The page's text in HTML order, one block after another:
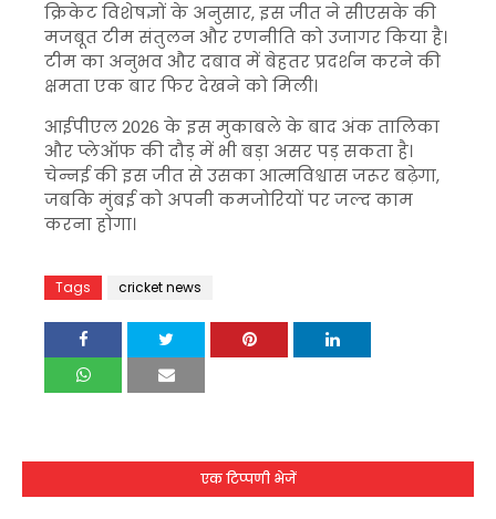
क्रिकेट विशेषज्ञों के अनुसार, इस जीत ने सीएसके की
मजबूत टीम संतुलन और रणनीति को उजागर किया है।
टीम का अनुभव और दबाव में बेहतर प्रदर्शन करने की
क्षमता एक बार फिर देखने को मिली।
आईपीएल 2026 के इस मुकाबले के बाद अंक तालिका
और प्लेऑफ की दौड़ में भी बड़ा असर पड़ सकता है।
चेन्नई की इस जीत से उसका आत्मविश्वास जरूर बढ़ेगा,
जबकि मुंबई को अपनी कमजोरियों पर जल्द काम
करना होगा।
Tags cricket news
एक टिप्पणी भेजें